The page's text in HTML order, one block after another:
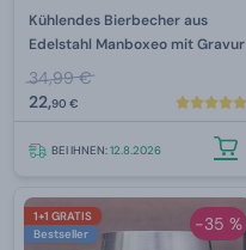
Kühlendes Bierbecher aus
Edelstahl Manboxeo mit Gravur
34,99 €
22,90 €
BEI IHNEN:12.8.2026
-35 %
1+1 GRATIS
Bestseller